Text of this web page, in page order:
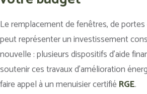
Le remplacement de fenêtres, de
peut représenter un investissement
nouvelle : plusieurs dispositifs d’aide
soutenir ces travaux d’amélioration
faire appel à un menuisier certifiéRGE.